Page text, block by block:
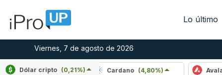
Lo último
Viernes, 7 de agosto de 2026
Dólar cripto (0,21%)
Cardano
(4,80%)
Avalanche
(-